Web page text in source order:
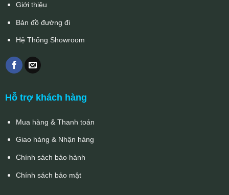
Giới thiệu
Bản đồ đường đi
Hệ Thống Showroom
Hỗ trợ khách hàng
Mua hàng & Thanh toán
Giao hàng & Nhận hàng
Chính sách bảo hành
Chính sách bảo mật